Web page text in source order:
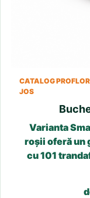
CATALOG
JOS
Varianta
roșii oferă un
cu 101